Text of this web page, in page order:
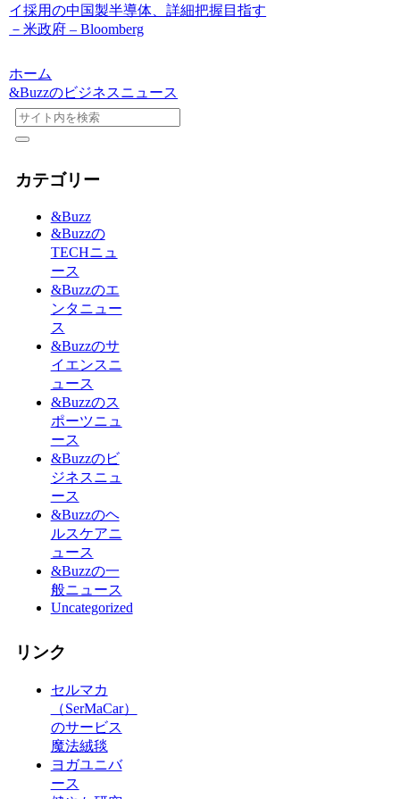
イ採用の中国製半導体、詳細把握目指す
－米政府 – Bloomberg
ホーム
&Buzzのビジネスニュース
カテゴリー
&Buzz
&Buzzの
TECHニュ
ース
&Buzzのエ
ンタニュー
ス
&Buzzのサ
イエンスニ
ュース
&Buzzのス
ポーツニュ
ース
&Buzzのビ
ジネスニュ
ース
&Buzzのヘ
ルスケアニ
ュース
&Buzzの一
般ニュース
Uncategorized
リンク
セルマカ
（SerMaCar）
のサービス
魔法絨毯
ヨガユニバ
ース